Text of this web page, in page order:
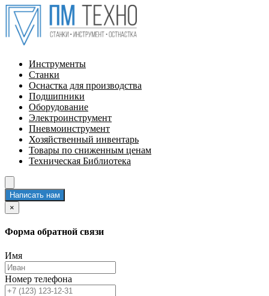
Инструменты
Станки
Оснастка для производства
Подшипники
Оборудование
Электроинструмент
Пневмоинструмент
Хозяйственный инвентарь
Товары по сниженным ценам
Техническая Библиотека
Написать нам
×
Форма обратной связи
Имя
Номер телефона